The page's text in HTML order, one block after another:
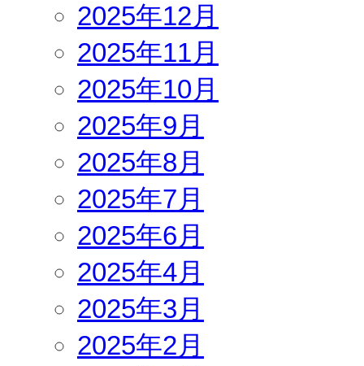
2025年12月
2025年11月
2025年10月
2025年9月
2025年8月
2025年7月
2025年6月
2025年4月
2025年3月
2025年2月